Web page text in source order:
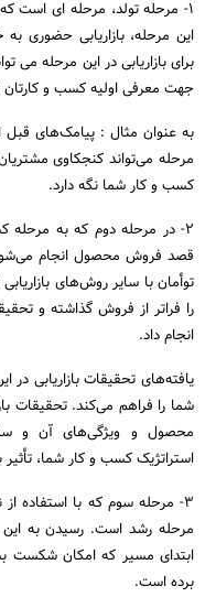
۱- مرحله تولد، مرحله ای است
این مرحله، بازاریابی حضوری به
برای بازاریابی در این مرحله می
جهت معرفی اولیه کسب و کارتان
به عنوان مثال : پیامک‌های قبل
مرحله می‌تواند کنجکاوی
کسب و کار شما نگه دارد.
۲- در مرحله دوم که به مرحله
قصد فروش محصول انجام می‌شود.
توأمان با سایر روش‌های
را فراتر از فروش گذاشته و
انجام داد.
یافته‌های تحقیقات بازاریابی
شما را فراهم می‌کند. تحقیقات
محصول و ویژگی‌های آن و
استراتژیک کسب و کار شما، تأثیر
۳- مرحله سوم که با استفاده از
مرحله رشد است. رسیدن به
ابتدای مسیر که امکان شکست
برده است.